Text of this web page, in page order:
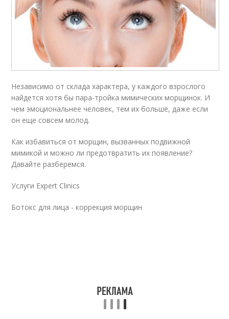
Независимо от склада характера, у каждого взрослого
найдется хотя бы пара-тройка мимических морщинок. И
чем эмоциональнее человек, тем их больше, даже если
он еще совсем молод.
Как избавиться от морщин, вызванных подвижной
мимикой и можно ли предотвратить их появление?
Давайте разберемся.
Услуги Expert Clinics
Ботокс для лица - коррекция морщин